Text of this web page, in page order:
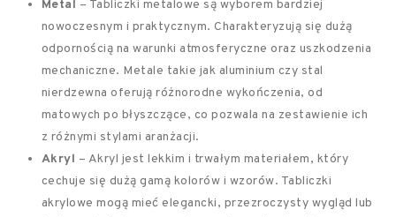
Metal – Tabliczki metalowe są wyborem bardziej
nowoczesnym i praktycznym. Charakteryzują się dużą
odpornością na warunki atmosferyczne oraz uszkodzenia
mechaniczne. Metale takie jak aluminium czy stal
nierdzewna oferują różnorodne wykończenia, od
matowych po błyszczące, co pozwala na zestawienie ich
z różnymi stylami aranżacji.
Akryl – Akryl jest lekkim i trwałym materiałem, który
cechuje się dużą gamą kolorów i wzorów. Tabliczki
akrylowe mogą mieć elegancki, przezroczysty wygląd lub